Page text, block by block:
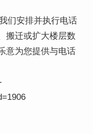
们安排并执行电话
搬迁或扩大楼层数
意为您提供与电话